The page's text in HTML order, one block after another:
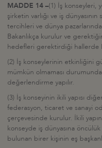
MADDE 14 –(1) İş konseyleri,
şirketin varlığı ve iş
tercihleri ve dünya
Bakanlıkça kurulur ve
hedefleri gerektirdiği hallerde
(2) İş konseylerinin etkinliğini
mümkün olmaması
değerlendirme yapılır.
(3) İş konseyinin ikili yapısı
federasyon, ticaret ve sanayi
çerçevesinde kurulur. İkili
konseyde iş dünyasına
bulunan birer kişinin eş